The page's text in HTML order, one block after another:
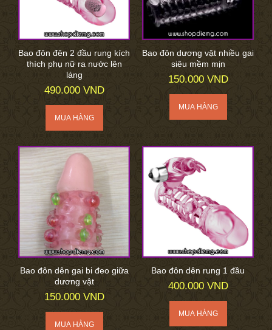
Bao đôn đên 2 đầu rung kích
thích phụ nữ ra nước lên
láng
490.000 VND
Bao đôn dương vật nhiều gai
siêu mềm mịn
150.000 VND
Bao đôn dên gai bi đeo giữa
dương vật
150.000 VND
Bao đôn dên rung 1 đầu
400.000 VND